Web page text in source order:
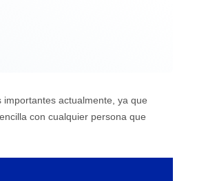
actualmente, ya que
con cualquier persona que